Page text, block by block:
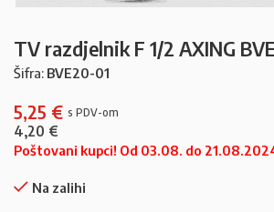
TV razdjelnik F 1/2 AXING
Šifra: BVE20-01
5,25 €
4,20 €
Poštovani kupci! Od 03.08. do
Na zalihi